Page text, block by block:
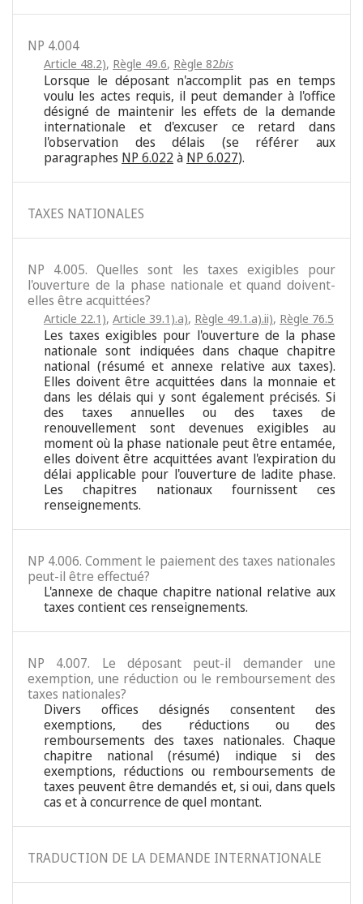
NP 4.004
Article 48.2), Règle 49.6, Règle 82bis
Lorsque le déposant n'accomplit pas en temps
voulu les actes requis, il peut demander à l'office
désigné de maintenir les effets de la demande
internationale et d'excuser ce retard dans
l'observation des délais (se référer aux
paragraphes NP 6.022à NP 6.027).
TAXES NATIONALES
NP 4.005. Quelles sont les taxes exigibles pour
l'ouverture de la phase nationale et quand doivent-
elles être acquittées?
Article 22.1), Article 39.1).a), Règle 49.1.a).ii), Règle 76.5
Les taxes exigibles pour l'ouverture de la phase
nationale sont indiquées dans chaque chapitre
national (résumé et annexe relative aux taxes).
Elles doivent être acquittées dans la monnaie et
dans les délais qui y sont également précisés. Si
des taxes annuelles ou des taxes de
renouvellement sont devenues exigibles au
moment où la phase nationale peut être entamée,
elles doivent être acquittées avant l'expiration du
délai applicable pour l'ouverture de ladite phase.
Les chapitres nationaux fournissent ces
renseignements.
NP 4.006. Comment le paiement des taxes nationales
peut-il être effectué?
L'annexe de chaque chapitre national relative aux
taxes contient ces renseignements.
NP 4.007. Le déposant peut-il demander une
exemption, une réduction ou le remboursement des
taxes nationales?
Divers offices désignés consentent des
exemptions, des réductions ou des
remboursements des taxes nationales. Chaque
chapitre national (résumé) indique si des
exemptions, réductions ou remboursements de
taxes peuvent être demandés et, si oui, dans quels
cas et à concurrence de quel montant.
TRADUCTION DE LA DEMANDE INTERNATIONALE